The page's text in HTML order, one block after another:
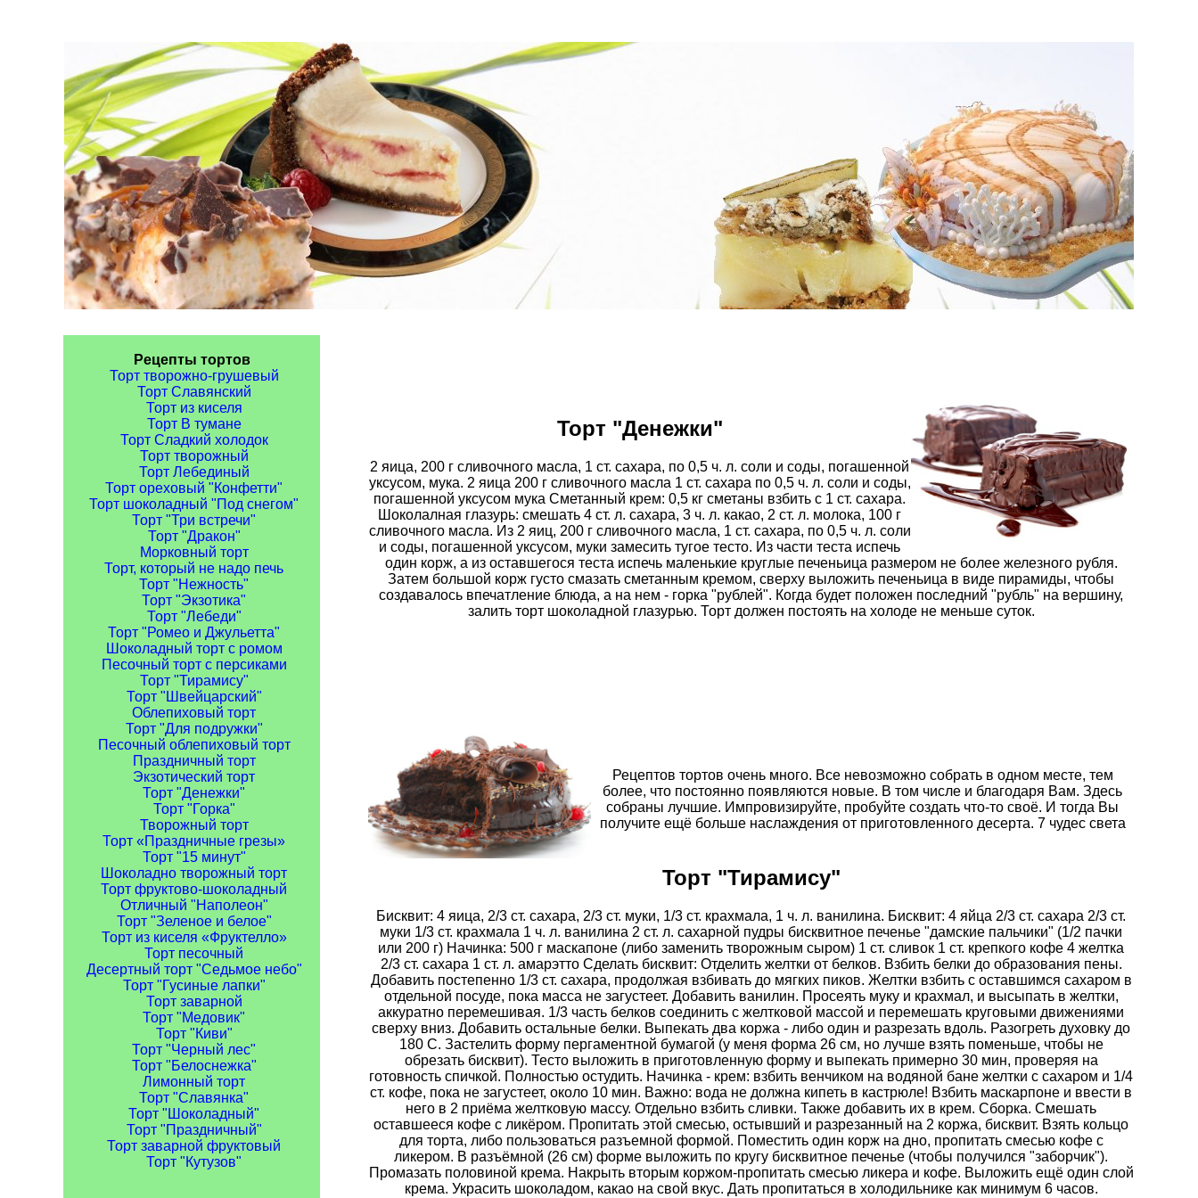
Рецепты тортов
Торт творожно-грушевый
Торт Славянский
Торт из киселя
Торт В тумане
Торт Сладкий холодок
Торт творожный
Торт Лебединый
Торт ореховый "Конфетти"
Торт шоколадный "Под снегом"
Торт "Три встречи"
Торт "Дракон"
Морковный торт
Торт, который не надо печь
Торт "Нежность"
Торт "Экзотика"
Торт "Лебеди"
Торт "Ромео и Джульетта"
Шоколадный торт с ромом
Песочный торт с персиками
Торт "Тирамису"
Торт "Швейцарский"
Облепиховый торт
Торт "Для подружки"
Песочный облепиховый торт
Праздничный торт
Экзотический торт
Торт "Денежки"
Торт "Горка"
Творожный торт
Торт «Праздничные грезы»
Торт "15 минут"
Шоколадно творожный торт
Торт фруктово-шоколадный
Отличный "Наполеон"
Торт "Зеленое и белое"
Торт из киселя «Фруктелло»
Торт песочный
Десертный торт "Седьмое небо"
Торт "Гусиные лапки"
Торт заварной
Торт "Медовик"
Торт "Киви"
Торт "Черный лес"
Торт "Белоснежка"
Лимонный торт
Торт "Славянка"
Торт "Шоколадный"
Торт "Праздничный"
Торт заварной фруктовый
Торт "Кутузов"
Торт "Денежки"
2 яица, 200 г сливочного масла, 1 ст. сахара, по 0,5 ч. л. соли и соды, погашенной
уксусом, мука. 2 яица 200 г сливочного масла 1 ст. сахара по 0,5 ч. л. соли и соды,
погашенной уксусом мука Сметанный крем: 0,5 кг сметаны взбить с 1 ст. сахара.
Шоколалная глазурь: смешать 4 ст. л. сахара, 3 ч. л. какао, 2 ст. л. молока, 100 г
сливочного масла. Из 2 яиц, 200 г сливочного масла, 1 ст. сахара, по 0,5 ч. л. соли
и соды, погашенной уксусом, муки замесить тугое тесто. Из части теста испечь
один корж, а из оставшегося теста испечь маленькие круглые печеньица размером не более железного рубля.
Затем большой корж густо смазать сметанным кремом, сверху выложить печеньица в виде пирамиды, чтобы
создавалось впечатление блюда, а на нем - горка "рублей". Когда будет положен последний "рубль" на вершину,
залить торт шоколадной глазурью. Торт должен постоять на холоде не меньше суток.
Рецептов тортов очень много. Все невозможно собрать в одном месте, тем
более, что постоянно появляются новые. В том числе и благодаря Вам. Здесь
собраны лучшие. Импровизируйте, пробуйте создать что-то своё. И тогда Вы
получите ещё больше наслаждения от приготовленного десерта. 7 чудес света
Торт "Тирамису"
Бисквит: 4 яица, 2/3 ст. сахара, 2/3 ст. муки, 1/3 ст. крахмала, 1 ч. л. ванилина. Бисквит: 4 яйца 2/3 ст. сахара 2/3 ст.
муки 1/3 ст. крахмала 1 ч. л. ванилина 2 ст. л. сахарной пудры бисквитное печенье "дамские пальчики" (1/2 пачки
или 200 г) Начинка: 500 г маскапоне (либо заменить творожным сыром) 1 ст. сливок 1 ст. крепкого кофе 4 желтка
2/3 ст. сахара 1 ст. л. амарэтто Сделать бисквит: Отделить желтки от белков. Взбить белки до образования пены.
Добавить постепенно 1/3 ст. сахара, продолжая взбивать до мягких пиков. Желтки взбить с оставшимся сахаром в
отдельной посуде, пока масса не загустеет. Добавить ванилин. Просеять муку и крахмал, и высыпать в желтки,
аккуратно перемешивая. 1/3 часть белков соединить с желтковой массой и перемешать круговыми движениями
сверху вниз. Добавить остальные белки. Выпекать два коржа - либо один и разрезать вдоль. Разогреть духовку до
180 С. Застелить форму пергаментной бумагой (у меня форма 26 см, но лучше взять поменьше, чтобы не
обрезать бисквит). Тесто выложить в приготовленную форму и выпекать примерно 30 мин, проверяя на
готовность спичкой. Полностью остудить. Начинка - крем: взбить венчиком на водяной бане желтки с сахаром и 1/4
ст. кофе, пока не загустеет, около 10 мин. Важно: вода не должна кипеть в кастрюле! Взбить маскарпоне и ввести в
него в 2 приёма желтковую массу. Отдельно взбить сливки. Также добавить их в крем. Сборка. Смешать
оставшееся кофе с ликёром. Пропитать этой смесью, остывший и разрезанный на 2 коржа, бисквит. Взять кольцо
для торта, либо пользоваться разъемной формой. Поместить один корж на дно, пропитать смесью кофе с
ликером. В разъёмной (26 см) форме выложить по кругу бисквитное печенье (чтобы получился "заборчик").
Промазать половиной крема. Накрыть вторым коржом-пропитать смесью ликера и кофе. Выложить ещё один слой
крема. Украсить шоколадом, какао на свой вкус. Дать пропитаться в холодильнике как минимум 6 часов.